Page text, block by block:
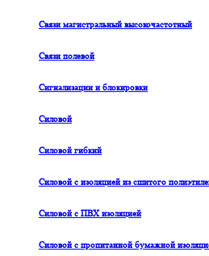
Связи магистральный высокочастотный
Связи полевой
Сигнализации и блокировки
Силовой
Силовой гибкий
Силовой с изоляцией из сшитого
Силовой с ПВХ изоляцией
Силовой с пропитанной бумажной